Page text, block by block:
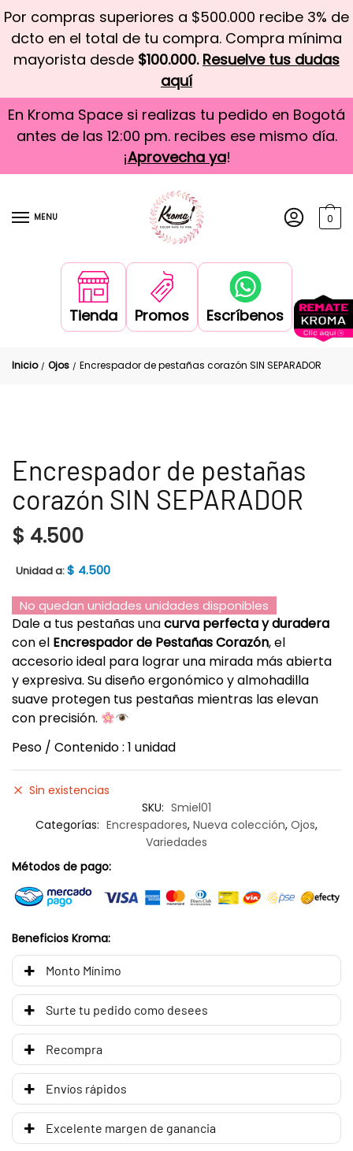
Por compras superiores a $500.000 recibe 3% de
dcto en el total de tu compra. Compra mínima
mayorista desde $100.000. Resuelve tus dudas
aquí
En Kroma Space si realizas tu pedido en Bogotá
antes de las 12:00 pm. recibes ese mismo día.
¡Aprovecha ya!
MENU 0
Tienda Promos Escríbenos
Inicio / Ojos / Encrespador de pestañas corazón SIN SEPARADOR
Encrespador de pestañas
corazón SIN SEPARADOR
$ 4.500
Unidad a:$ 4.500
No quedan unidades unidades disponibles
Dale a tus pestañas unacurva perfecta y duradera
con el Encrespador de Pestañas Corazón, el
accesorio ideal para lograr una mirada más abierta
y expresiva. Su diseño ergonómico y almohadilla
suave protegen tus pestañas mientras las elevan
con precisión.
Peso / Contenido : 1 unidad
Sin existencias
SKU: Smiel01
Categorías: Encrespadores, Nueva colección, Ojos,
Variedades
Métodos de pago:
Beneficios Kroma:
Monto Mínimo
Surte tu pedido como desees
Recompra
Envíos rápidos
Excelente margen de ganancia